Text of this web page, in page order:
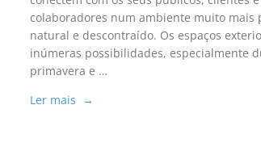
colaboradores num ambiente muito mais
natural e descontraído. Os espaços
inúmeras possibilidades, especialmente
primavera e …
Ler mais →